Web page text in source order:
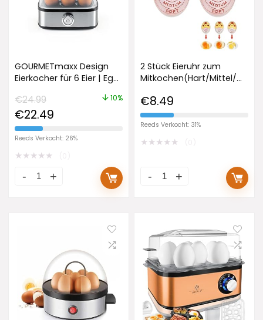
GOURMETmaxx Design
Eierkocher für 6 Eier | Egg
Messbecher & Signalton
| 3 Härtegrade | leichte
Reinigung &
spülmaschinenfeste
Handhabung
€24.99
€22.49
10%
Reeds Verkocht: 26%
★★★★★
2 Stück Eieruhr zum
Mitkochen(Hart/Mittel/
Eier,Neuzeit
Eieruhr,Auswahl des
Reifegrads von Eiern je
Nach Temperatur,für
€8.49
Reeds Verkocht: 31%
★★★★★